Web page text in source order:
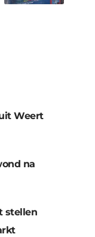
Weert
na
stellen